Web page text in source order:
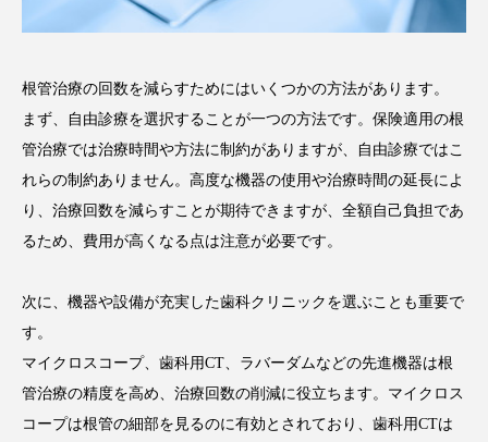
根管治療の回数を減らすためにはいくつかの方法があります。
まず、自由診療を選択することが一つの方法です。保険適用の根
管治療では治療時間や方法に制約がありますが、自由診療ではこ
れらの制約ありません。高度な機器の使用や治療時間の延長によ
り、治療回数を減らすことが期待できますが、全額自己負担であ
るため、費用が高くなる点は注意が必要です。
次に、機器や設備が充実した歯科クリニックを選ぶことも重要で
す。
マイクロスコープ、歯科用CT、ラバーダムなどの先進機器は根
管治療の精度を高め、治療回数の削減に役立ちます。マイクロス
コープは根管の細部を見るのに有効とされており、歯科用CTは